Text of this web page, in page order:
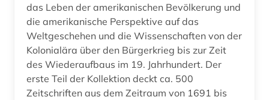
das Leben der amerikanischen Bevölkerung und
die amerikanische Perspektive auf das
Weltgeschehen und die Wissenschaften von der
Kolonialära über den Bürgerkrieg bis zur Zeit
des Wiederaufbaus im 19. Jahrhundert. Der
erste Teil der Kollektion deckt ca. 500
Zeitschriften aus dem Zeitraum von 1691 bis